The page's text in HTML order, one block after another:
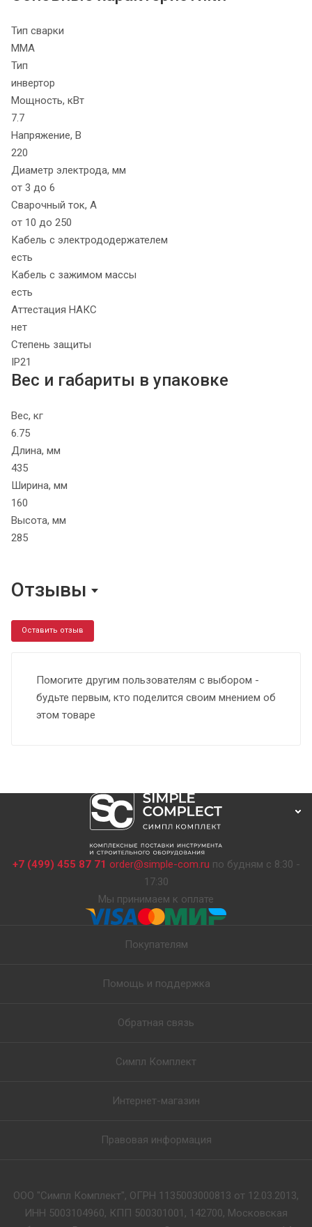
Тип сварки
MMA
Тип
инвертор
Мощность, кВт
7.7
Напряжение, В
220
Диаметр электрода, мм
от 3 до 6
Сварочный ток, А
от 10 до 250
Кабель с электрододержателем
есть
Кабель с зажимом массы
есть
Аттестация НАКС
нет
Степень защиты
IP21
Вес и габариты в упаковке
Вес, кг
6.75
Длина, мм
435
Ширина, мм
160
Высота, мм
285
Отзывы
Оставить отзыв
Помогите другим пользователям с выбором -
будьте первым, кто поделится своим мнением об
этом товаре
+7 (499) 455 87 71 order@simple-com.ru по будням с 8:30 -
17:30
Мы принимаем к оплате
Покупателям
Помощь и поддержка
Обратная связь
Симпл Комплект
Интернет-магазин
Правовая информация
ООО "Симпл Комплект", ОГРН 1135003000813 от 12.03.2013,
ИНН 5003104960, КПП 500301001, 142700, Московская